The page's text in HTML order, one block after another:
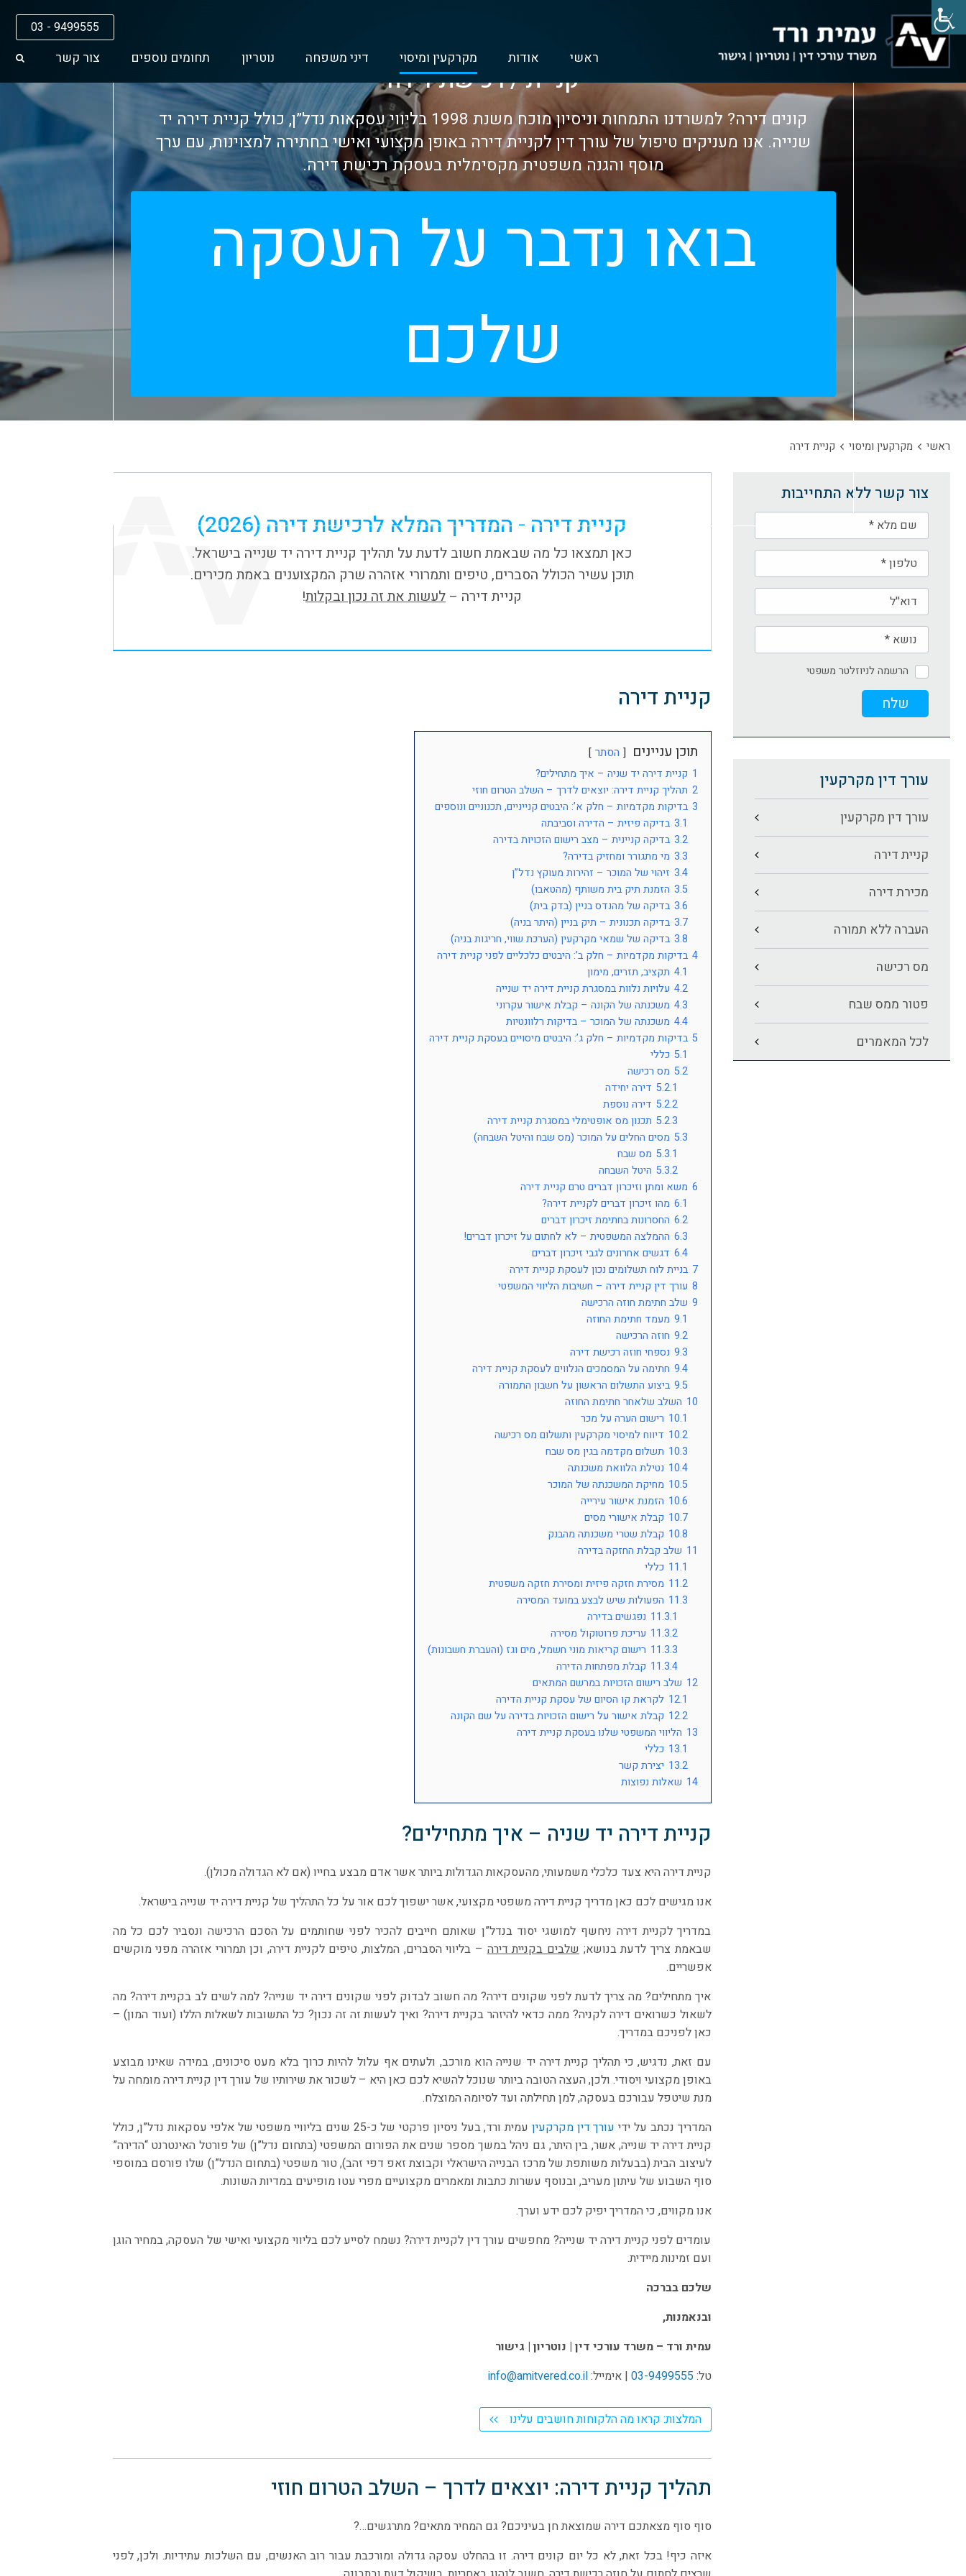
03 - 9499555
ראשי אודות מקרקעין ומיסוי דיני משפחה נוטריון תחומים נוספים צור קשר
קניית / רכישת דירה
קונים דירה? למשרדנו התמחות וניסיון מוכח משנת 1998 בליווי עסקאות נדל”ן, כולל קניית דירה יד
שנייה. אנו מעניקים טיפול של עורך דין לקניית דירה באופן מקצועי ואישי בחתירה למצוינות, עם ערך
מוסף והגנה משפטית מקסימלית בעסקת רכישת דירה.
בואו נדבר על העסקה
שלכם
ראשי מקרקעין ומיסוי קניית דירה
צור קשר ללא התחייבות
הרשמה לניוזלטר משפטי
עורך דין מקרקעין
עורך דין מקרקעין
קניית דירה
מכירת דירה
העברה ללא תמורה
מס רכישה
פטור ממס שבח
לכל המאמרים
קניית דירה - המדריך המלא לרכישת דירה (2026)
כאן תמצאו כל מה שבאמת חשוב לדעת על תהליך קניית דירה יד שנייה בישראל.
תוכן עשיר הכולל הסברים, טיפים ותמרורי אזהרה שרק המקצוענים באמת מכירים.
קניית דירה – לעשות את זה נכון ובקלות!
קניית דירה
תוכן עניינים הסתר
1 קניית דירה יד שניה – איך מתחילים?
2 תהליך קניית דירה: יוצאים לדרך – השלב הטרום חוזי
3 בדיקות מקדמיות – חלק א’: היבטים קנייניים, תכנוניים ונוספים
3.1 בדיקה פיזית – הדירה וסביבתה
3.2 בדיקה קניינית – מצב רישום הזכויות בדירה
3.3 מי מתגורר ומחזיק בדירה?
3.4 זיהוי של המוכר – זהירות מעוקץ נדל”ן
3.5 הזמנת תיק בית משותף (מהטאבו)
3.6 בדיקה של מהנדס בניין (בדק בית)
3.7 בדיקה תכנונית – תיק בניין (היתר בניה)
3.8 בדיקה של שמאי מקרקעין (הערכת שווי, חריגות בניה)
4 בדיקות מקדמיות – חלק ב’: היבטים כלכליים לפני קניית דירה
4.1 תקציב, תזרים, מימון
4.2 עלויות נלוות במסגרת קניית דירה יד שנייה
4.3 משכנתה של הקונה – קבלת אישור עקרוני
4.4 משכנתה של המוכר – בדיקות רלוונטיות
5 בדיקות מקדמיות – חלק ג’: היבטים מיסויים בעסקת קניית דירה
5.1 כללי
5.2 מס רכישה
5.2.1 דירה יחידה
5.2.2 דירה נוספת
5.2.3 תכנון מס אופטימלי במסגרת קניית דירה
5.3 מסים החלים על המוכר (מס שבח והיטל השבחה)
5.3.1 מס שבח
5.3.2 היטל השבחה
6 משא ומתן וזיכרון דברים טרם קניית דירה
6.1 מהו זיכרון דברים לקניית דירה?
6.2 החסרונות בחתימת זיכרון דברים
6.3 ההמלצה המשפטית – לא לחתום על זיכרון דברים!
6.4 דגשים אחרונים לגבי זיכרון דברים
7 בניית לוח תשלומים נכון לעסקת קניית דירה
8 עורך דין קניית דירה – חשיבות הליווי המשפטי
9 שלב חתימת חוזה הרכישה
9.1 מעמד חתימת החוזה
9.2 חוזה הרכישה
9.3 נספחי חוזה רכישת דירה
9.4 חתימה על המסמכים הנלווים לעסקת קניית דירה
9.5 ביצוע התשלום הראשון על חשבון התמורה
10 השלב שלאחר חתימת החוזה
10.1 רישום הערה על מכר
10.2 דיווח למיסוי מקרקעין ותשלום מס רכישה
10.3 תשלום מקדמה בגין מס שבח
10.4 נטילת הלוואת משכנתה
10.5 מחיקת המשכנתה של המוכר
10.6 הזמנת אישור עירייה
10.7 קבלת אישורי מסים
10.8 קבלת שטרי משכנתה מהבנק
11 שלב קבלת החזקה בדירה
11.1 כללי
11.2 מסירת חזקה פיזית ומסירת חזקה משפטית
11.3 הפעולות שיש לבצע במועד המסירה
11.3.1 נפגשים בדירה
11.3.2 עריכת פרוטוקול מסירה
11.3.3 רישום קריאות מוני חשמל, מים וגז (והעברת חשבונות)
11.3.4 קבלת מפתחות הדירה
12 שלב רישום הזכויות במרשם המתאים
12.1 לקראת קו הסיום של עסקת קניית הדירה
12.2 קבלת אישור על רישום הזכויות בדירה על שם הקונה
13 הליווי המשפטי שלנו בעסקת קניית דירה
13.1 כללי
13.2 יצירת קשר
14 שאלות נפוצות
קניית דירה יד שניה – איך מתחילים?
קניית דירה היא צעד כלכלי משמעותי, מהעסקאות הגדולות ביותר אשר אדם מבצע בחייו (אם לא הגדולה מכולן).
אנו מגישים לכם כאן מדריך קניית דירה משפטי מקצועי, אשר ישפוך לכם אור על כל התהליך של קניית דירה יד שנייה בישראל.
במדריך לקניית דירה ניחשף למושגי יסוד בנדל”ן שאותם חייבים להכיר לפני שחותמים על הסכם הרכישה ונסביר לכם כל מה
שבאמת צריך לדעת בנושא;שלבים בקניית דירה– בליווי הסברים, המלצות, טיפים לקניית דירה, וכן תמרורי אזהרה מפני מוקשים
אפשריים.
איך מתחילים? מה צריך לדעת לפני שקונים דירה? מה חשוב לבדוק לפני שקונים דירה יד שנייה? למה לשים לב בקניית דירה? מה
לשאול כשרואים דירה לקניה? ממה כדאי להיזהר בקניית דירה? ואיך לעשות זה זה נכון? כל התשובות לשאלות הללו (ועוד המון) –
כאן לפניכם במדריך.
עם זאת, נדגיש, כי תהליך קניית דירה יד שנייה הוא מורכב, ולעתים אף עלול להיות כרוך בלא מעט סיכונים, במידה שאינו מבוצע
באופן מקצועי ויסודי. ולכן, העצה הטובה ביותר שנוכל להשיא לכם כאן היא – לשכור את שירותיו של עורך דין קניית דירהמומחה על
מנת שיטפל עבורכם בעסקה, למן תחילתה ועד לסיומה המוצלח.
המדריך נכתב על ידי עורך דין מקרקעין
עמית ורד, בעל ניסיון פרקטי של כ-25 שנים בליוויי משפטי של אלפי עסקאות נדל”ן, כולל
קניית דירה יד שנייה, אשר, בין היתר, גם ניהל במשך מספר שנים את הפורום המשפטי (בתחום נדל”ן) של פורטל האינטרנט “הדירה”
לעיצוב הבית (בבעלות משותפת של מרכז הבנייה הישראלי וקבוצת זאפ דפי זהב), טור משפטי (בתחום הנדל”ן) שלו פורסם במוספי
סוף השבוע של עיתון מעריב, ובנוסף עשרות כתבות ומאמרים מקצועיים מפרי עטו מופיעים במדיות השונות.
אנו מקווים, כי המדריך יפיק לכם ידע וערך.
עומדים לפני קניית דירה יד שנייה? מחפשים עורך דין לקניית דירה? נשמח לסייע לכם בליווי מקצועי ואישי של העסקה, במחיר הוגן
ועם זמינות מיידית.
שלכםבברכה
ובנאמנות,
עמית ורד – משרד עורכי דין | נוטריון | גישור
טל: 03-9499555 | אימייל:info@amitvered.co.il
המלצות: קראו מה הלקוחות חושבים עלינו
תהליך קניית דירה: יוצאים לדרך – השלב הטרום חוזי
סוף סוף מצאתכם דירה שמוצאת חן בעיניכם? גם המחיר מתאים? מתרגשים…?
איזה כיף! בכל זאת, לא כל יום קונים דירה. זו בהחלט עסקה גדולה ומורכבת עבור רוב האנשים, עם השלכות עתידיות. ולכן, לפני